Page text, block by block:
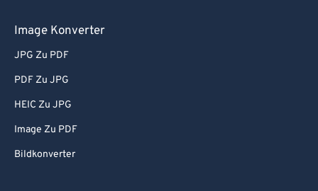
Image Konverter
JPG Zu PDF
PDF Zu JPG
HEIC Zu JPG
Image Zu PDF
Bildkonverter